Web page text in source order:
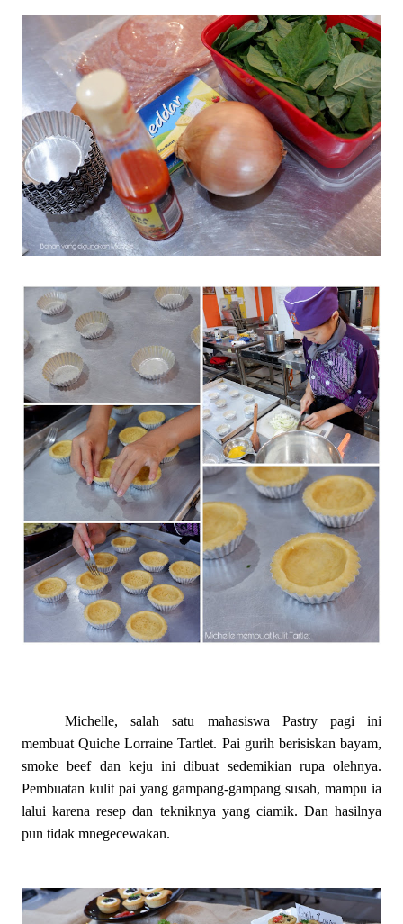
Michelle, salah satu mahasiswa Pastry pagi ini
membuat Quiche Lorraine Tartlet. Pai gurih berisiskan bayam,
smoke beef dan keju ini dibuat sedemikian rupa olehnya.
Pembuatan kulit pai yang gampang-gampang susah, mampu ia
lalui karena resep dan tekniknya yang ciamik. Dan hasilnya
pun tidak mnegecewakan.